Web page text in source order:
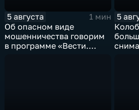
5 августа
1 мин
Об опасном виде
мошенничества говорим
в программе «Вести.
5